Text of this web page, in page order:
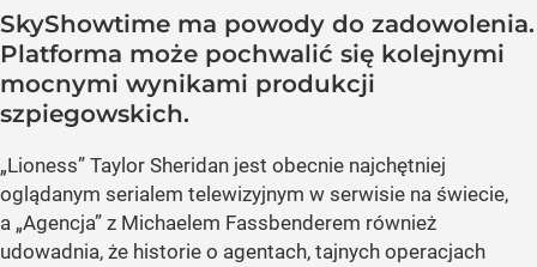
SkyShowtime ma powody do zadowolenia.
Platforma może pochwalić się kolejnymi
mocnymi wynikami produkcji
szpiegowskich.
„Lioness” Taylor Sheridan jest obecnie najchętniej
oglądanym serialem telewizyjnym w serwisie na świecie,
a „Agencja” z Michaelem Fassbenderem również
udowadnia, że historie o agentach, tajnych operacjach